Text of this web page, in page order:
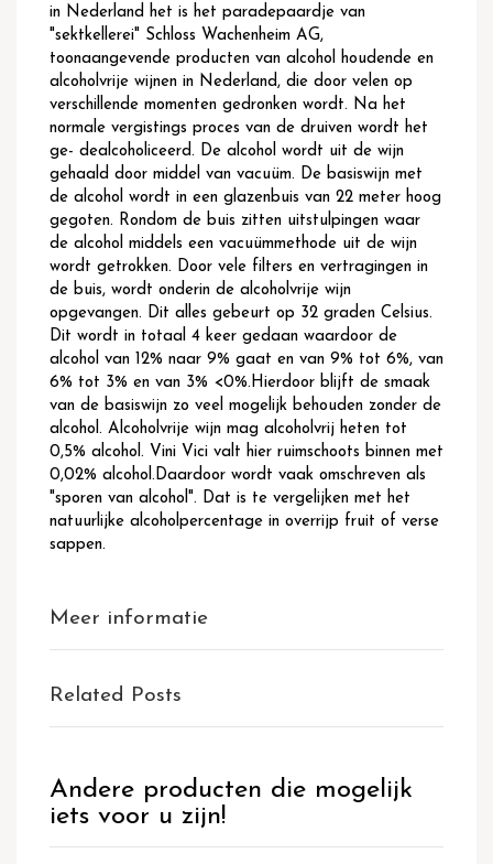
in Nederland het is het paradepaardje van
"sektkellerei" Schloss Wachenheim AG,
toonaangevende producten van alcohol houdende en
alcoholvrije wijnen in Nederland, die door velen op
verschillende momenten gedronken wordt. Na het
normale vergistings proces van de druiven wordt het
ge- dealcoholiceerd. De alcohol wordt uit de wijn
gehaald door middel van vacuüm. De basiswijn met
de alcohol wordt in een glazenbuis van 22 meter hoog
gegoten. Rondom de buis zitten uitstulpingen waar
de alcohol middels een vacuümmethode uit de wijn
wordt getrokken. Door vele filters en vertragingen in
de buis, wordt onderin de alcoholvrije wijn
opgevangen. Dit alles gebeurt op 32 graden Celsius.
Dit wordt in totaal 4 keer gedaan waardoor de
alcohol van 12% naar 9% gaat en van 9% tot 6%, van
6% tot 3% en van 3% <0%.Hierdoor blijft de smaak
van de basiswijn zo veel mogelijk behouden zonder de
alcohol. Alcoholvrije wijn mag alcoholvrij heten tot
0,5% alcohol. Vini Vici valt hier ruimschoots binnen met
0,02% alcohol.Daardoor wordt vaak omschreven als
"sporen van alcohol". Dat is te vergelijken met het
natuurlijke alcoholpercentage in overrijp fruit of verse
sappen.
Meer informatie
Related Posts
Andere producten die mogelijk
iets voor u zijn!